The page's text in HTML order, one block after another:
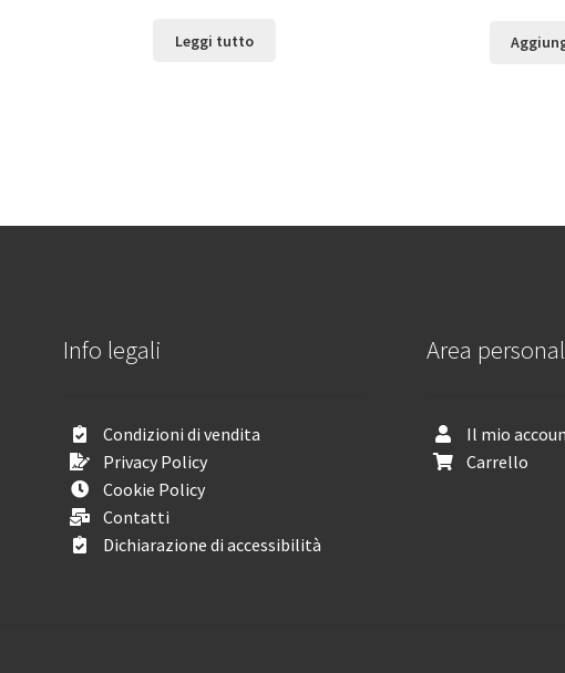
Leggi tutto
Info legali
Condizioni di vendita
Privacy Policy
Cookie Policy
Contatti
Dichiarazione di accessibilità
Area
Il mio
Carrello